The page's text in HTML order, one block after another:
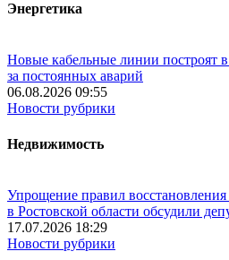
Энергетика
Новые кабельные линии построят
за постоянных аварий
06.08.2026 09:55
Новости рубрики
Недвижимость
Упрощение правил
в Ростовской области обсудили
17.07.2026 18:29
Новости рубрики